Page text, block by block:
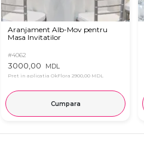
Aranjament Alb-Mov pentru
Masa Invitatilor
#4062
3000,00 MDL
Pret in aplicatia OkFlora 2900,00 MDL
Cumpara